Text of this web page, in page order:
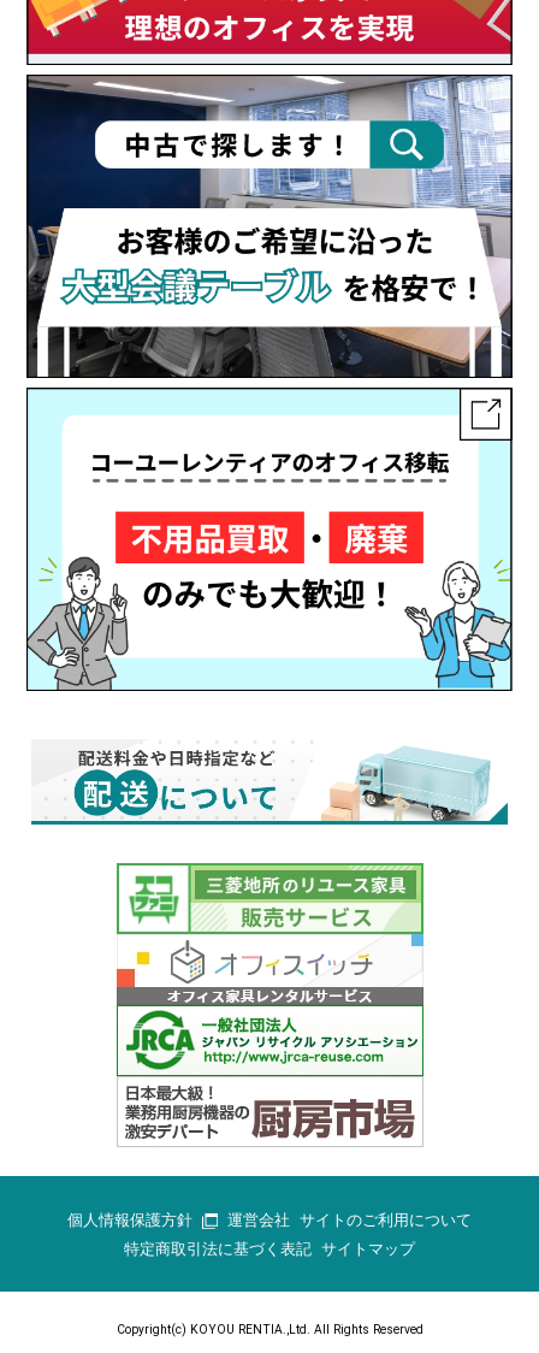
個人情報保護方針 運営会社 サイトのご利用について
特定商取引法に基づく表記 サイトマップ
Copyright(c) KOYOU RENTIA.,Ltd. All Rights Reserved